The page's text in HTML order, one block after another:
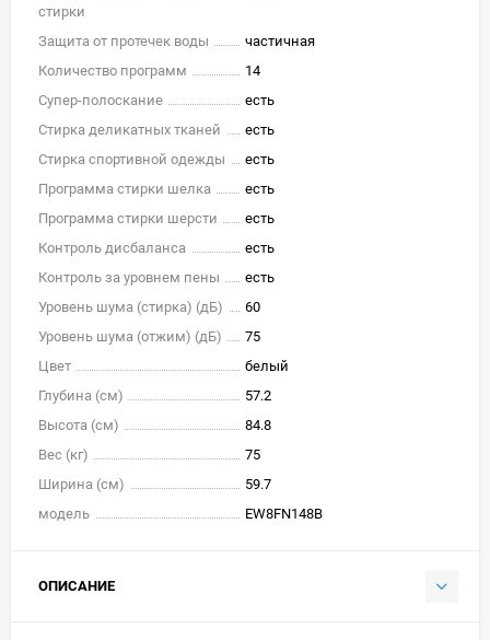
стирки
Защита от протечек воды
частичная
Количество программ
14
Супер-полоскание
есть
Стирка деликатных тканей
есть
Стирка спортивной одежды
есть
Программа стирки шелка
есть
Программа стирки шерсти
есть
Контроль дисбаланса
есть
Контроль за уровнем пены
есть
Уровень шума (стирка) (дБ)
60
Уровень шума (отжим) (дБ)
75
Цвет
белый
Глубина (см)
57.2
Высота (см)
84.8
Вес (кг)
75
Ширина (см)
59.7
модель
EW8FN148B
ОПИСАНИЕ